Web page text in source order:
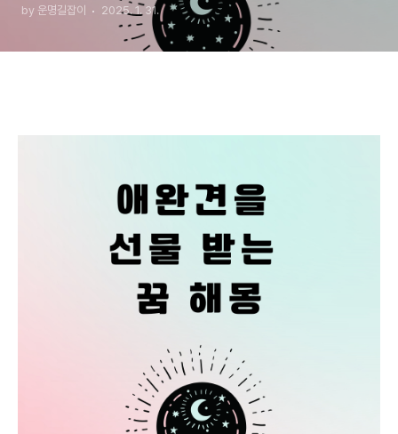
by 운명길잡이 2025. 1. 31.